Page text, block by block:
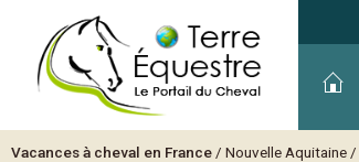
Vacances à cheval en France / Nouvelle Aquitaine /